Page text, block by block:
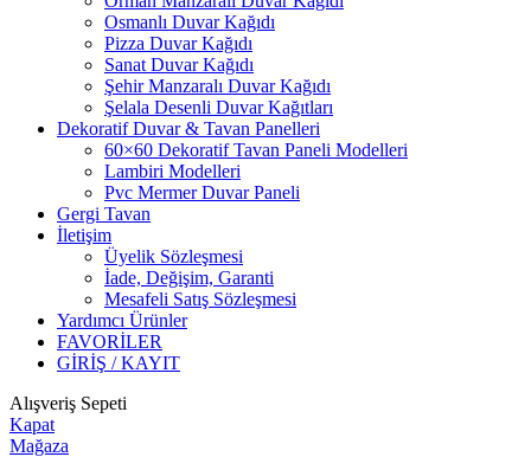
Osmanlı Duvar Kağıdı
Pizza Duvar Kağıdı
Sanat Duvar Kağıdı
Şehir Manzaralı Duvar Kağıdı
Şelala Desenli Duvar Kağıtları
Dekoratif Duvar & Tavan Panelleri
60×60 Dekoratif Tavan Paneli Modelleri
Lambiri Modelleri
Pvc Mermer Duvar Paneli
Gergi Tavan
İletişim
Üyelik Sözleşmesi
İade, Değişim, Garanti
Mesafeli Satış Sözleşmesi
Yardımcı Ürünler
FAVORİLER
GİRİŞ / KAYIT
Alışveriş Sepeti
Kapat
Mağaza